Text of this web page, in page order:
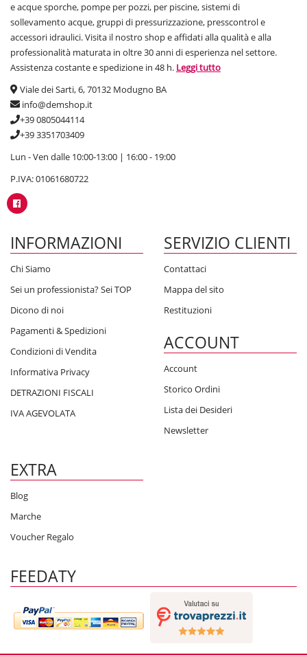
e acque sporche, pompe per pozzi, per piscine, sistemi di
sollevamento acque, gruppi di pressurizzazione, presscontrol e
accessori idraulici. Visita il nostro shop e affidati alla qualità e alla
professionalità maturata in oltre 30 anni di esperienza nel settore.
Assistenza costante e spedizione in 48 h. Leggi tutto
Viale dei Sarti, 6, 70132 Modugno BA
info@demshop.it
+39 0805044114
+39 3351703409
Lun - Ven dalle 10:00-13:00 | 16:00 - 19:00
P.IVA: 01061680722
INFORMAZIONI
Chi Siamo
Sei un professionista? Sei TOP
Dicono di noi
Pagamenti & Spedizioni
Condizioni di Vendita
Informativa Privacy
DETRAZIONI FISCALI
IVA AGEVOLATA
SERVIZIO CLIENTI
Contattaci
Mappa del sito
Restituzioni
ACCOUNT
Account
Storico Ordini
Lista dei Desideri
Newsletter
EXTRA
Blog
Marche
Voucher Regalo
FEEDATY